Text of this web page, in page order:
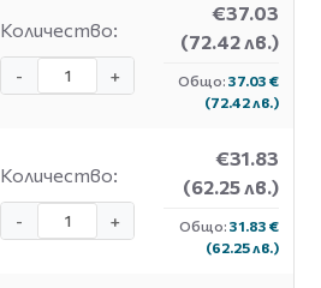
Количество:
- +
€37.03
(72.42 лв.)
Общо: 37.03 €
(72.42 лв.)
Количество:
- +
€31.83
(62.25 лв.)
Общо: 31.83 €
(62.25 лв.)